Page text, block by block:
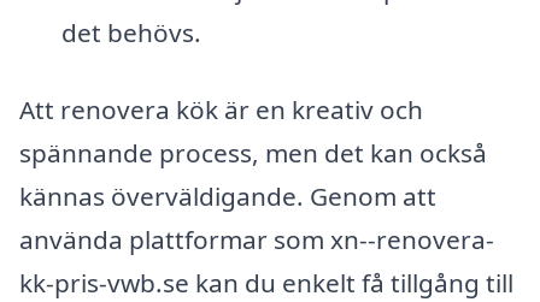
det behövs.
Att renovera kök är en kreativ och
spännande process, men det kan också
kännas överväldigande. Genom att
använda plattformar som xn--renovera-
kk-pris-vwb.se kan du enkelt få tillgång till